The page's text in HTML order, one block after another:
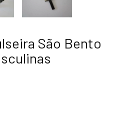
São Bento